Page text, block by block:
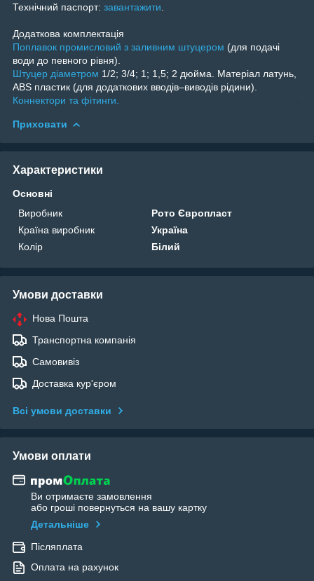
Технічний паспорт: завантажити
Додаткова комплектація
Поплавок промисловий з заливним штуцером (для подачі
води до певного рівня).
Штуцер діаметром 1/2; 3/4; 1; 1,5; 2 дюйма. Матеріал латунь,
ABS пластик (для додаткових вводів–виводів рідини).
Коннектори та фітинги.
Приховати
Характеристики
Основні
Виробник
Рото Європласт
Країна виробник
Україна
Колір
Білий
Умови доставки
Нова Пошта
Транспортна компанія
Самовивіз
Доставка кур'єром
Всі умови доставки
Умови оплати
Ви отримаєте замовлення
або гроші повернуться на вашу картку
Детальніше
Післяплата
Оплата на рахунок